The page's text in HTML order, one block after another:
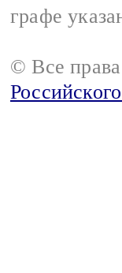
графе
© Все